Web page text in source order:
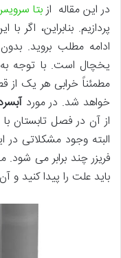
در این مقاله ازبتا
پردازیم. بنابراین،
ادامه مطلب بروید.
یخچال است. با توجه به
مطمئناً خرابی هر یک از
خواهد شد. در مورد
از آن در فصل تابستان
البته وجود مشکلاتی در
فریزر چند برابر می
باید علت را پیدا کنید و